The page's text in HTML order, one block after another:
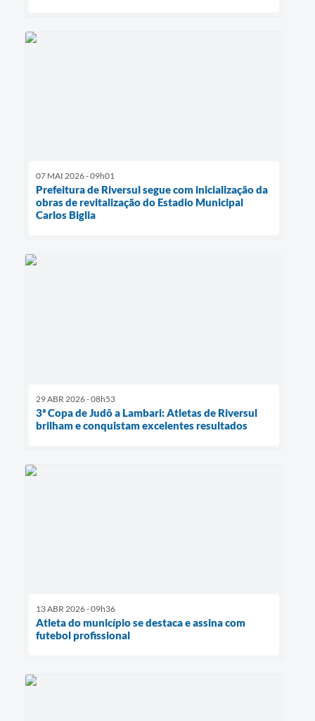
07 MAI 2026 - 09h01
Prefeitura de Riversul segue com inicialização da
obras de revitalização do Estadio Municipal
Carlos Biglia
29 ABR 2026 - 08h53
3ª Copa de Judô a Lambari: Atletas de Riversul
brilham e conquistam excelentes resultados
13 ABR 2026 - 09h36
Atleta do município se destaca e assina com
futebol profissional